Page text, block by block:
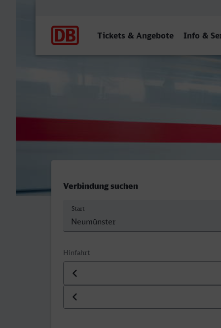
Tickets & Angebote Info &
Verbindung suchen
Start
Hinfahrt
Datum der Hinfahrt
Uhrzeit der Hinfahrt